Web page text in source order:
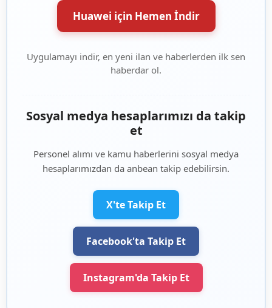
Huawei için Hemen İndir
Uygulamayı indir, en yeni ilan ve haberlerden ilk sen
haberdar ol.
Sosyal medya hesaplarımızı da takip
et
Personel alımı ve kamu haberlerini sosyal medya
hesaplarımızdan da anbean takip edebilirsin.
X'te Takip Et
Facebook'ta Takip Et
Instagram'da Takip Et